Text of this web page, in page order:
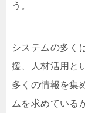
う。
システムの多く
援、人材活用と
多くの情報を集
ムを求めている